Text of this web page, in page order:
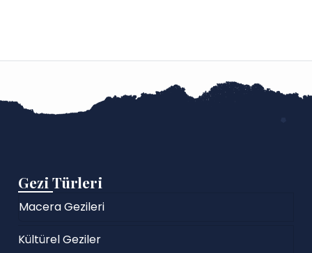
Gezi Türleri
Macera Gezileri
Kültürel Geziler